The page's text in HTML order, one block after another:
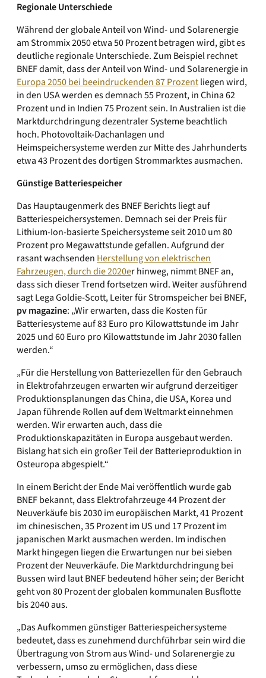
Regionale Unterschiede
Während der globale Anteil von Wind- und Solarenergie
am Strommix 2050 etwa 50 Prozent betragen wird, gibt es
deutliche regionale Unterschiede. Zum Beispiel rechnet
BNEF damit, dass der Anteil von Wind- und Solarenergie in
Europa 2050 bei beeindruckenden 87 Prozentliegen wird,
in den USA werden es demnach 55 Prozent, in China 62
Prozent und in Indien 75 Prozent sein. In Australien ist die
Marktdurchdringung dezentraler Systeme beachtlich
hoch. Photovoltaik-Dachanlagen und
Heimspeichersysteme werden zur Mitte des Jahrhunderts
etwa 43 Prozent des dortigen Strommarktes ausmachen.
Günstige Batteriespeicher
Das Hauptaugenmerk des BNEF Berichts liegt auf
Batteriespeichersystemen. Demnach sei der Preis für
Lithium-Ion-basierte Speichersysteme seit 2010 um 80
Prozent pro Megawattstunde gefallen. Aufgrund der
rasant wachsenden Herstellung von elektrischen
Fahrzeugen, durch die 2020er hinweg, nimmt BNEF an,
dass sich dieser Trend fortsetzen wird. Weiter ausführend
sagt Lega Goldie-Scott, Leiter für Stromspeicher bei BNEF,
pv magazine: „Wir erwarten, dass die Kosten für
Batteriesysteme auf 83 Euro pro Kilowattstunde im Jahr
2025 und 60 Euro pro Kilowattstunde im Jahr 2030 fallen
werden.“
„Für die Herstellung von Batteriezellen für den Gebrauch
in Elektrofahrzeugen erwarten wir aufgrund derzeitiger
Produktionsplanungen das China, die USA, Korea und
Japan führende Rollen auf dem Weltmarkt einnehmen
werden. Wir erwarten auch, dass die
Produktionskapazitäten in Europa ausgebaut werden.
Bislang hat sich ein großer Teil der Batterieproduktion in
Osteuropa abgespielt.“
In einem Bericht der Ende Mai veröffentlich wurde gab
BNEF bekannt, dass Elektrofahrzeuge 44 Prozent der
Neuverkäufe bis 2030 im europäischen Markt, 41 Prozent
im chinesischen, 35 Prozent im US und 17 Prozent im
japanischen Markt ausmachen werden. Im indischen
Markt hingegen liegen die Erwartungen nur bei sieben
Prozent der Neuverkäufe. Die Marktdurchdringung bei
Bussen wird laut BNEF bedeutend höher sein; der Bericht
geht von 80 Prozent der globalen kommunalen Busflotte
bis 2040 aus.
„Das Aufkommen günstiger Batteriespeichersysteme
bedeutet, dass es zunehmend durchführbar sein wird die
Übertragung von Strom aus Wind- und Solarenergie zu
verbessern, umso zu ermöglichen, dass diese